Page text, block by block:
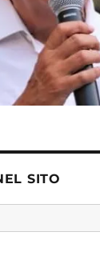
SITO